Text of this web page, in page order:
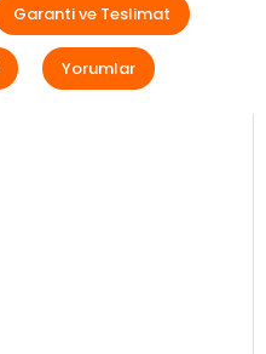
Garanti ve Teslimat
Yorumlar